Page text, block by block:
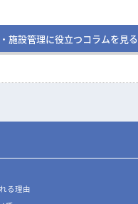
施設管理に役立つコラムを見る
る理由